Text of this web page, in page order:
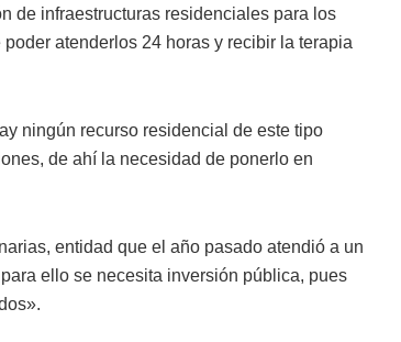
de infraestructuras residenciales para los
atenderlos 24 horas y recibir la terapia
ningún recurso residencial de este tipo
de ahí la necesidad de ponerlo en
entidad que el año pasado atendió a un
ello se necesita inversión pública, pues